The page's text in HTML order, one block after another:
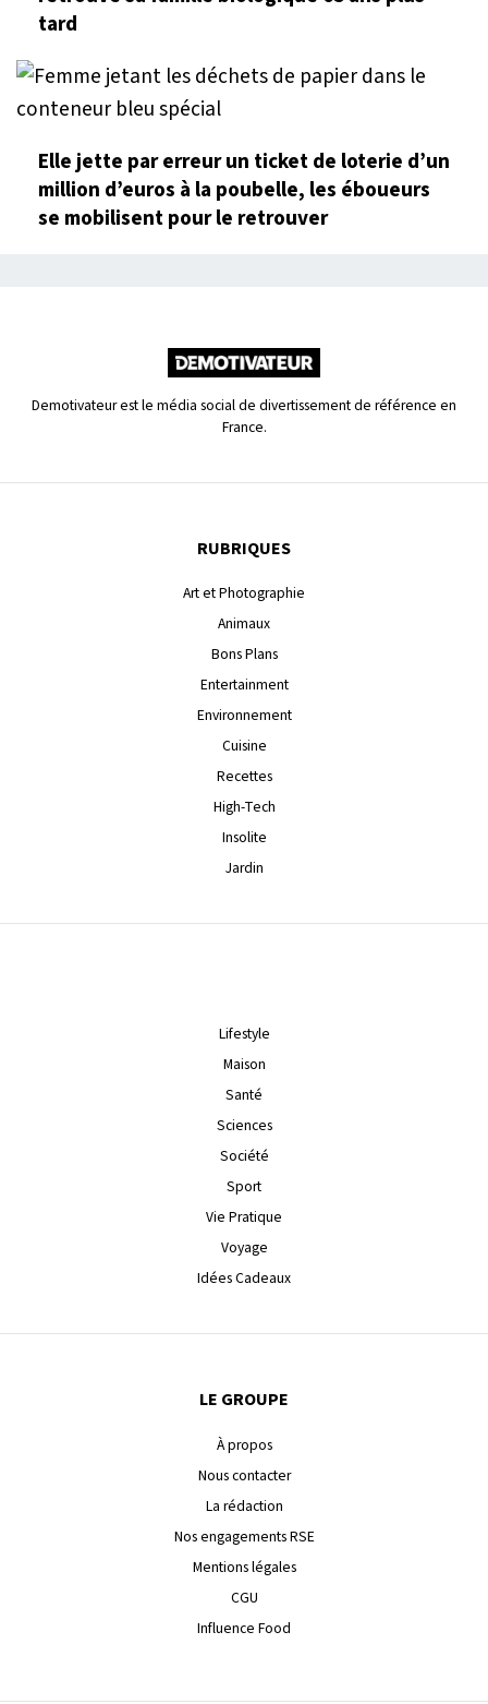
tard
Elle jette par erreur un ticket de loterie d’un
million d’euros à la poubelle, les éboueurs
se mobilisent pour le retrouver
Demotivateur est le média social de divertissement de référence en
France.
RUBRIQUES
Art et Photographie
Animaux
Bons Plans
Entertainment
Environnement
Cuisine
Recettes
High-Tech
Insolite
Jardin
Lifestyle
Maison
Santé
Sciences
Société
Sport
Vie Pratique
Voyage
Idées Cadeaux
LE GROUPE
À propos
Nous contacter
La rédaction
Nos engagements RSE
Mentions légales
CGU
Influence Food